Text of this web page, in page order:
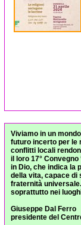
Viviamo in un
futuro incerto per le
conflitti locali
il loro 17°
in Dio, che indica la
della vita, capace di
fraternità
soprattutto nei
Giuseppe Dal Ferro
presidente del